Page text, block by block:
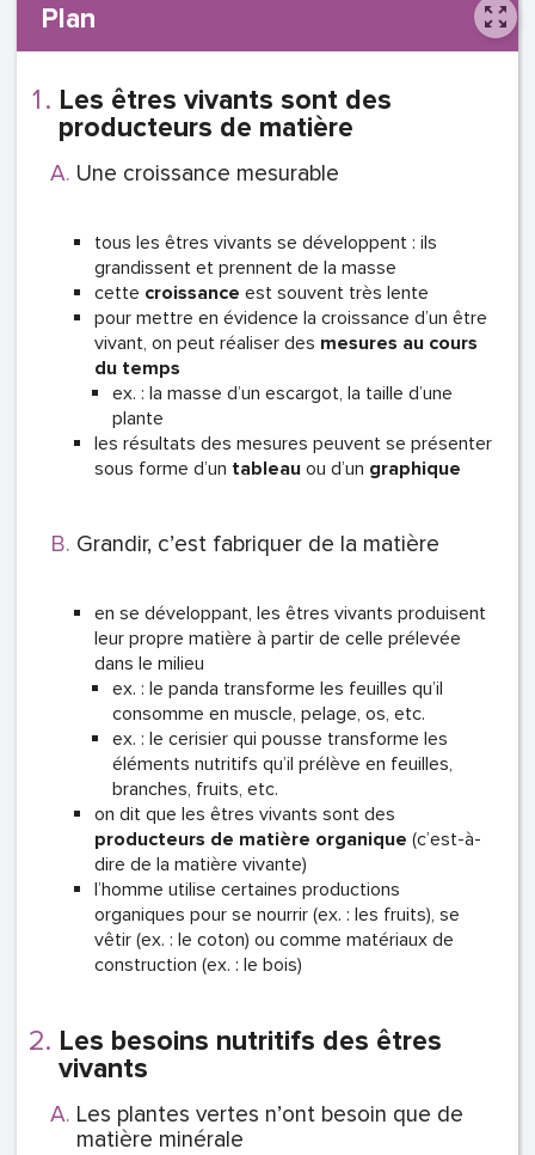
Plan
Les êtres vivants sont des
producteurs de matière
Une croissance mesurable
tous les êtres vivants se développent : ils
grandissent et prennent de la masse
cette croissance est souvent très lente
pour mettre en évidence la croissance d’un être
vivant, on peut réaliser des mesures au cours
du temps
ex. : la masse d’un escargot, la taille d’une
plante
les résultats des mesures peuvent se présenter
sous forme d’un tableau ou d’un graphique
Grandir, c’est fabriquer de la matière
en se développant, les êtres vivants produisent
leur propre matière à partir de celle prélevée
dans le milieu
ex. : le panda transforme les feuilles qu’il
consomme en muscle, pelage, os, etc.
ex. : le cerisier qui pousse transforme les
éléments nutritifs qu’il prélève en feuilles,
branches, fruits, etc.
on dit que les êtres vivants sont des
producteurs de matière organique (c’est-à-
dire de la matière vivante)
l’homme utilise certaines productions
organiques pour se nourrir (ex. : les fruits), se
vêtir (ex. : le coton) ou comme matériaux de
construction (ex. : le bois)
Les besoins nutritifs des êtres
vivants
Les plantes vertes n’ont besoin que de
matière minérale